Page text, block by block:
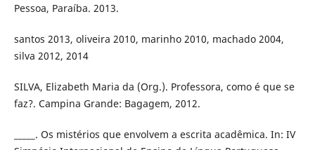
Pessoa, Paraíba. 2013.
santos 2013, oliveira 2010, marinho 2010, machado 2004,
silva 2012, 2014
SILVA, Elizabeth Maria da (Org.). Professora, como é que se
faz?. Campina Grande: Bagagem, 2012.
_____. Os mistérios que envolvem a escrita acadêmica. In: IV